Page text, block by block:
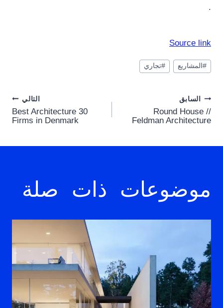
.
Source link
وسوم
المقال:
# المشاريع #تجاري
Post
navigation
السابق
Round House //
Feldman Architecture
التالي
30 Best Architecture
Firms in Denmark
موضوعات ذات صلة